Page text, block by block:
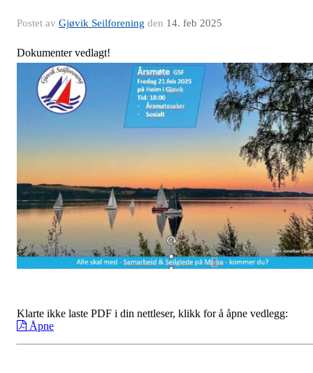
Postet av Gjøvik Seilforening den 14. feb 2025
Dokumenter vedlagt!
Klarte ikke laste PDF i din nettleser, klikk for å åpne vedlegg:
Åpne